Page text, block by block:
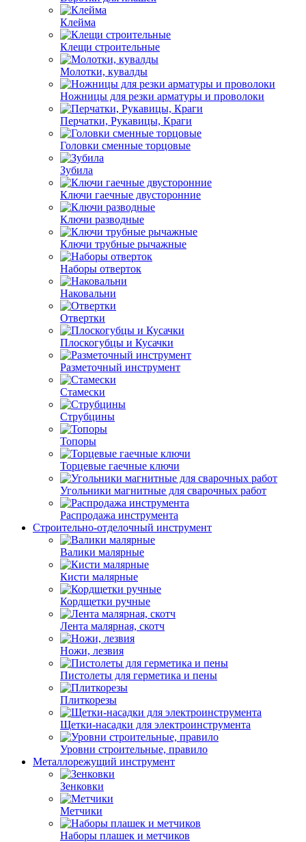
Клейма
Клещи строительные
Молотки, кувалды
Ножницы для резки арматуры и проволоки
Перчатки, Рукавицы, Краги
Головки сменные торцовые
Зубила
Ключи гаечные двусторонние
Ключи разводные
Ключи трубные рычажные
Наборы отверток
Наковальни
Отвертки
Плоскогубцы и Кусачки
Разметочный инструмент
Стамески
Струбцины
Топоры
Торцевые гаечные ключи
Угольники магнитные для сварочных работ
Распродажа инструмента
Строительно-отделочный инструмент
Валики малярные
Кисти малярные
Кордщетки ручные
Лента малярная, скотч
Ножи, лезвия
Пистолеты для герметика и пены
Плиткорезы
Щетки-насадки для электроинструмента
Уровни строительные, правило
Металлорежущий инструмент
Зенковки
Метчики
Наборы плашек и метчиков